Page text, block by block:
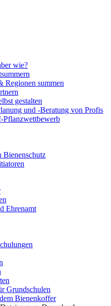
wie?
Regionen summen
gestalten
und -Beratung von Profis
Pflanzwettbewerb
Bienenschutz
Ehrenamt
Grundschulen
Bienenkoffer